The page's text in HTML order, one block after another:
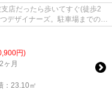
店だったら歩いてすぐ(徒歩2
デザイナーズ。駐車場までの距
円)
ヶ月
：23.10㎡